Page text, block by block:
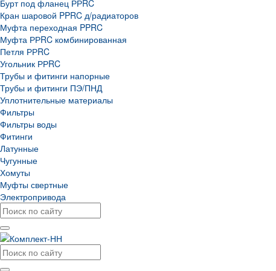
Бурт под фланец РРRC
Кран шаровой PPRC д/радиаторов
Муфта переходная PPRC
Муфта РРRC комбинированная
Петля РРRC
Угольник РРRC
Трубы и фитинги напорные
Трубы и фитинги ПЭ/ПНД
Уплотнительные материалы
Фильтры
Фильтры воды
Фитинги
Латунные
Чугунные
Хомуты
Муфты свертные
Электропривода